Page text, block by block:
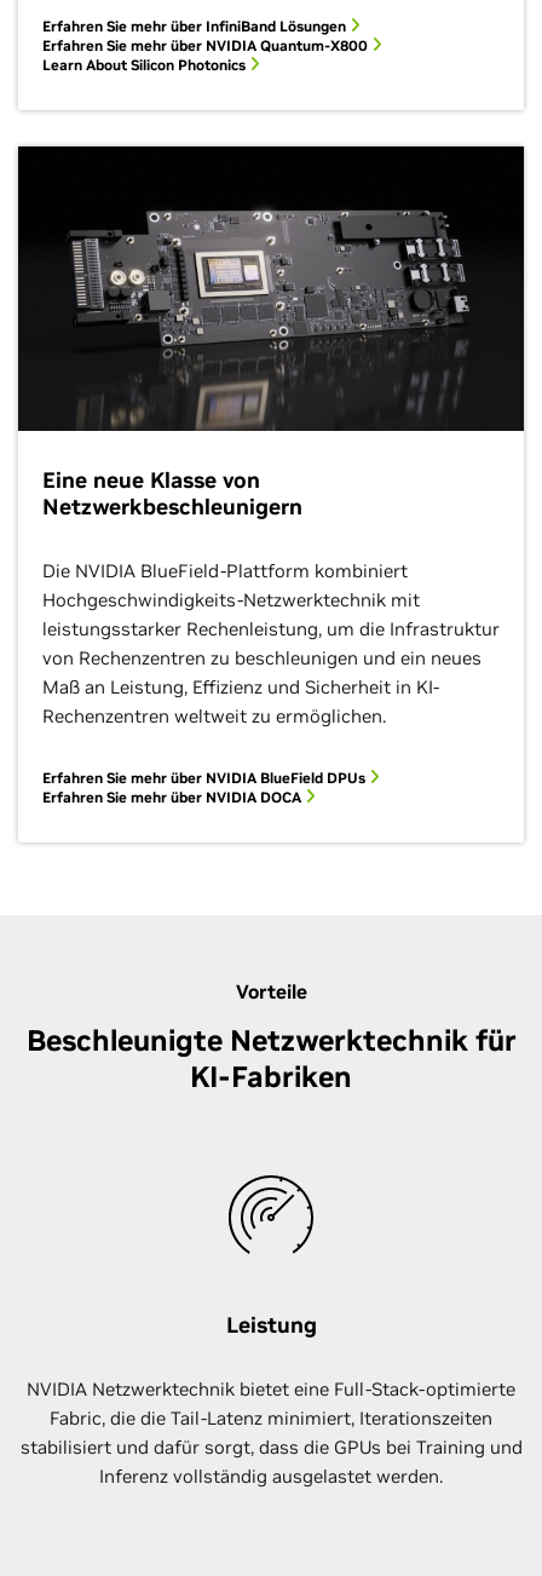
Erfahren Sie mehr über InfiniBand Lösungen
Erfahren Sie mehr über NVIDIA Quantum-X800
Learn About Silicon Photonics
Eine neue Klasse von
Netzwerkbeschleunigern
Die NVIDIA BlueField-Plattform kombiniert
Hochgeschwindigkeits-Netzwerktechnik mit
leistungsstarker Rechenleistung, um die Infrastruktur
von Rechenzentren zu beschleunigen und ein neues
Maß an Leistung, Effizienz und Sicherheit in KI-
Rechenzentren weltweit zu ermöglichen.
Erfahren Sie mehr über NVIDIA BlueField DPUs
Erfahren Sie mehr über NVIDIA DOCA
Vorteile
Beschleunigte Netzwerktechnik für
KI-Fabriken
Leistung
NVIDIA Netzwerktechnik bietet eine Full-Stack-optimierte
Fabric, die die Tail-Latenz minimiert, Iterationszeiten
stabilisiert und dafür sorgt, dass die GPUs bei Training und
Inferenz vollständig ausgelastet werden.